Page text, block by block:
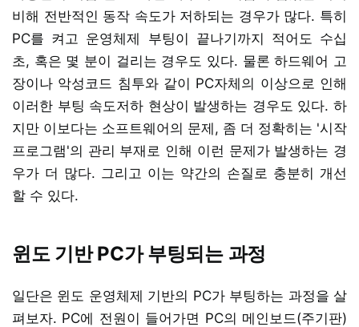
비해 전반적인 동작 속도가 저하되는 경우가 많다. 특히
PC를 켜고 운영체제 부팅이 끝나기까지 적어도 수십
초, 혹은 몇 분이 걸리는 경우도 있다. 물론 하드웨어 고
장이나 악성코드 침투와 같이 PC자체의 이상으로 인해
이러한 부팅 속도저하 현상이 발생하는 경우도 있다. 하
지만 이보다는 소프트웨어의 문제, 좀 더 정확히는 '시작
프로그램'의 관리 부재로 인해 이런 문제가 발생하는 경
우가 더 많다. 그리고 이는 약간의 손질로 충분히 개선
할 수 있다.
윈도 기반 PC가 부팅되는 과정
일단은 윈도 운영체제 기반의 PC가 부팅하는 과정을 살
펴보자. PC에 전원이 들어가면 PC의 메인보드(주기판)